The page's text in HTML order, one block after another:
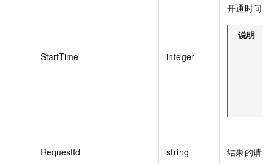
StartTime integer
开通时间。
说明
RequestId string 结果的请